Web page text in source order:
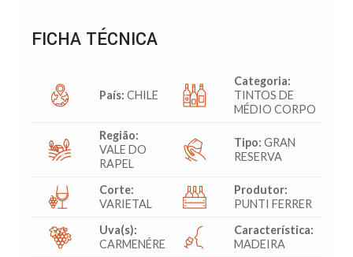
FICHA TÉCNICA
País: CHILE
Categoria:
TINTOS DE
MÉDIO CORPO
Região:
VALE DO
RAPEL
Tipo: GRAN
RESERVA
Corte:
VARIETAL
Produtor:
PUNTI FERRER
Uva(s):
CARMENÉRE
Característica:
MADEIRA